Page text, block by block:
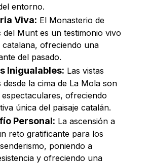
entorno.
Viva: El Monasterio de
del Munt es un testimonio vivo
catalana, ofreciendo una
del pasado.
Inigualables: Las vistas
desde la cima de La Mola son
espectaculares, ofreciendo
única del paisaje catalán.
Personal: La ascensión a
reto gratificante para los
poniendo a
y ofreciendo una